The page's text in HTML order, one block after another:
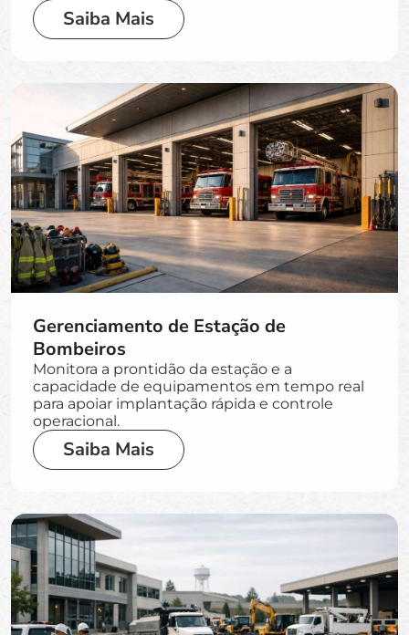
Saiba Mais
Gerenciamento de Estação de
Bombeiros
Monitora a prontidão da estação e a
capacidade de equipamentos em tempo real
para apoiar implantação rápida e controle
operacional.
Saiba Mais